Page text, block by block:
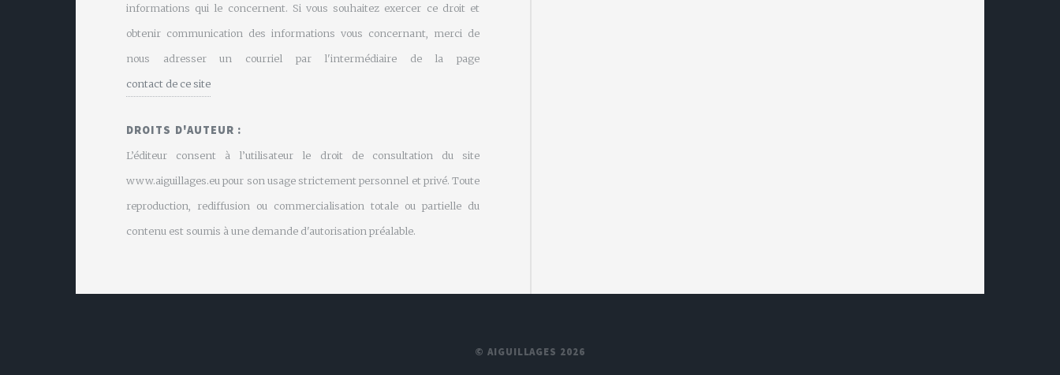
informations qui le concernent. Si vous souhaitez exercer ce droit et
obtenir communication des informations vous concernant, merci de
nous adresser un courriel par l'intermédiaire de la page
contact de ce site
DROITS D'AUTEUR :
L’éditeur consent à l’utilisateur le droit de consultation du site
www.aiguillages.eu pour son usage strictement personnel et privé. Toute
reproduction, rediffusion ou commercialisation totale ou partielle du
contenu est soumis à une demande d'autorisation préalable.
© AIGUILLAGES 2026